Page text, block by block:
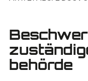
behörde